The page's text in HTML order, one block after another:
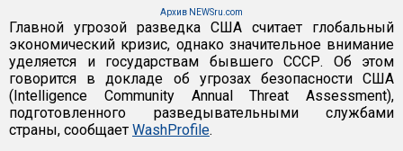
Архив NEWSru.com
Главной угрозой разведка США считает глобальный
экономический кризис, однако значительное внимание
уделяется и государствам бывшего СССР. Об этом
говорится в докладе об угрозах безопасности США
(Intelligence Community Annual Threat Assessment),
подготовленного разведывательными службами
страны, сообщает WashProfile.